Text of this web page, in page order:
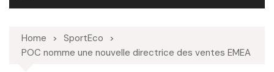
Home
SportEco
POC nomme une nouvelle directrice des ventes EMEA